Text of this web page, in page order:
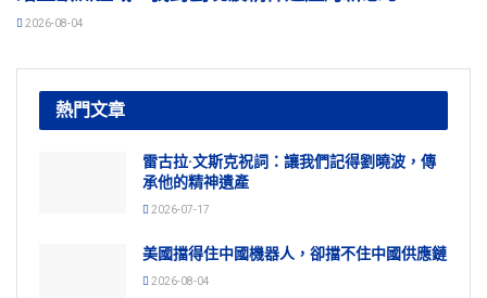
2026-08-04
熱門文章
雷古拉·文斯克祝詞：讓我們記得劉曉波，傳
承他的精神遺產
2026-07-17
美國擋得住中國機器人，卻擋不住中國供應鏈
2026-08-04